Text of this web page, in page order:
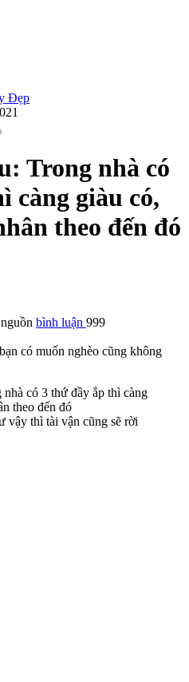
Đẹp
Trong nhà có
càng giàu có,
theo đến đó
nguồn bình luận 999
có muốn nghèo cũng không
vậy thì tài vận cũng sẽ rời